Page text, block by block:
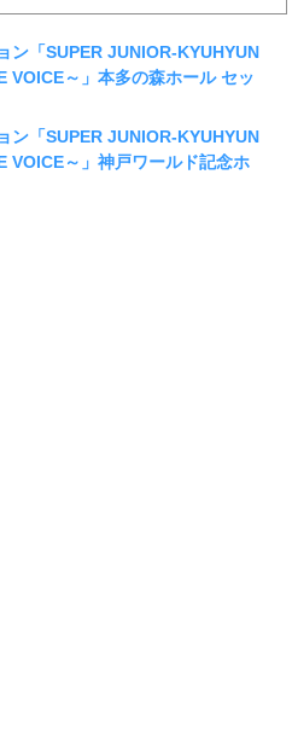
ン「SUPER JUNIOR-KYUHYUN
VOICE～」本多の森ホール セッ
ン「SUPER JUNIOR-KYUHYUN
VOICE～」神戸ワールド記念ホ